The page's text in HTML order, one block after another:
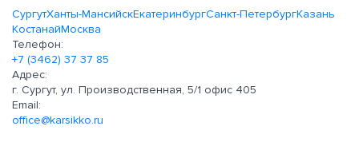
СургутХанты-МансийскЕкатеринбургСанкт-ПетербургКазань
КостанайМосква
Телефон:
+7 (3462) 37 37 85
Адрес:
г. Сургут, ул. Производственная, 5/1 офис 405
Email:
office@karsikko.ru